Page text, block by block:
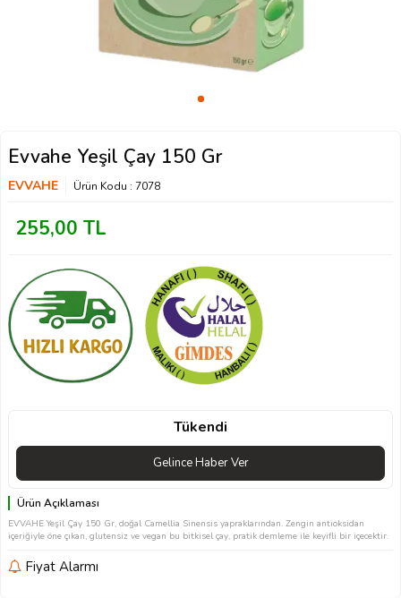
Evvahe Yeşil Çay 150 Gr
EVVAHE Ürün Kodu : 7078
255,00 TL
Tükendi
Gelince Haber Ver
Ürün Açıklaması
EVVAHE Yeşil Çay 150 Gr, doğal Camellia Sinensis yapraklarından. Zengin antioksidan
içeriğiyle öne çıkan, glutensiz ve vegan bu bitkisel çay, pratik demleme ile keyifli bir içecektir.
Fiyat Alarmı